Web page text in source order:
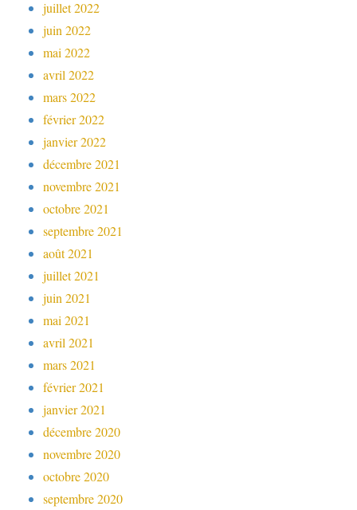
juillet 2022
juin 2022
mai 2022
avril 2022
mars 2022
février 2022
janvier 2022
décembre 2021
novembre 2021
octobre 2021
septembre 2021
août 2021
juillet 2021
juin 2021
mai 2021
avril 2021
mars 2021
février 2021
janvier 2021
décembre 2020
novembre 2020
octobre 2020
septembre 2020